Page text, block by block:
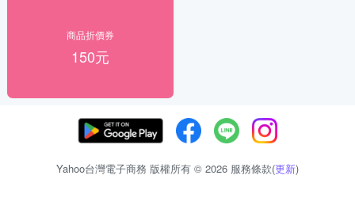
商品折價券
150元
Yahoo台灣電子商務 版權所有 © 2026 服務條款(更新)